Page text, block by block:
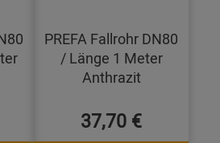
PREFA Fallrohr DN80
/ Länge 1 Meter
Anthrazit
37,70 €